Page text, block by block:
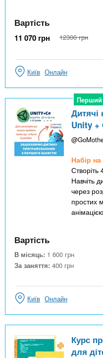
Вартість
11 070 грн 12300 грн
Київ Онлайн
Перший
Перший
Дитячі
Unity +
Набір
Створіть
Навчіть
через
простих
Вартість
В місяць: 1 600 грн
За заняття: 400 грн
Київ Онлайн
Курс
для